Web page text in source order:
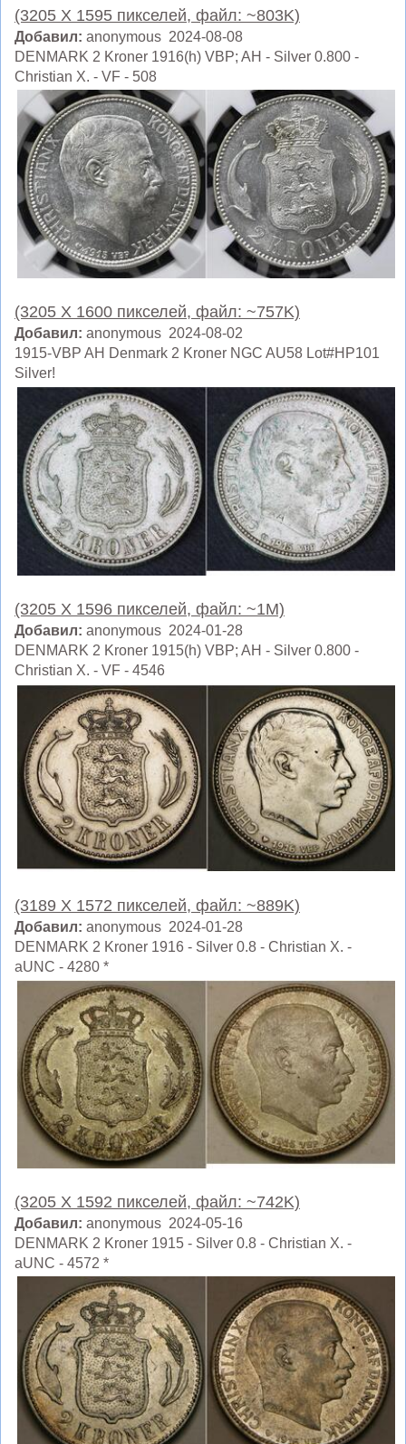
(3205 X 1595 пикселей, файл: ~803K)
Добавил: anonymous 2024-08-08
DENMARK 2 Kroner 1916(h) VBP; AH - Silver 0.800 -
Christian X. - VF - 508
(3205 X 1600 пикселей, файл: ~757K)
Добавил: anonymous 2024-08-02
1915-VBP AH Denmark 2 Kroner NGC AU58 Lot#HP101
Silver!
(3205 X 1596 пикселей, файл: ~1M)
Добавил: anonymous 2024-01-28
DENMARK 2 Kroner 1915(h) VBP; AH - Silver 0.800 -
Christian X. - VF - 4546
(3189 X 1572 пикселей, файл: ~889K)
Добавил: anonymous 2024-01-28
DENMARK 2 Kroner 1916 - Silver 0.8 - Christian X. -
aUNC - 4280 *
(3205 X 1592 пикселей, файл: ~742K)
Добавил: anonymous 2024-05-16
DENMARK 2 Kroner 1915 - Silver 0.8 - Christian X. -
aUNC - 4572 *